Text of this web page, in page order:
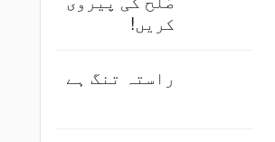
کریں!
راستہ تنگ ہے